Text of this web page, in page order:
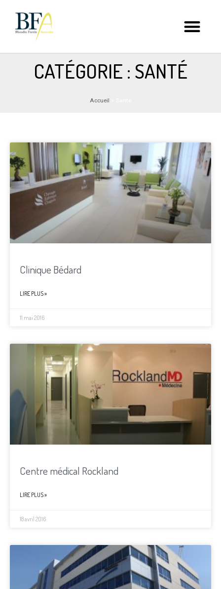
CATÉGORIE : SANTÉ
Accueil
Clinique Bédard
LIRE PLUS »
11 mai 2016
Centre médical Rockland
LIRE PLUS »
18 avril 2016